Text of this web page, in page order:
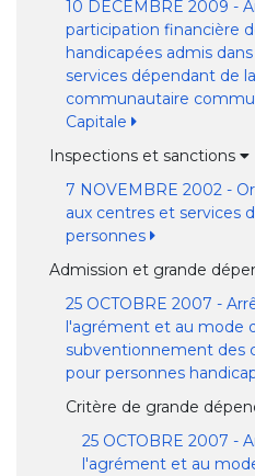
10 DECEMBRE 2009 -
participation financière
handicapées admis
services dépendant de
communautaire
Capitale
Inspections et sanctions
7 NOVEMBRE 2002 -
aux centres et services
personnes
Admission et grande
25 OCTOBRE 2007 -
l'agrément et au mode
subventionnement des
pour personnes
Critère de grande
25 OCTOBRE 2007 -
l'agrément et au